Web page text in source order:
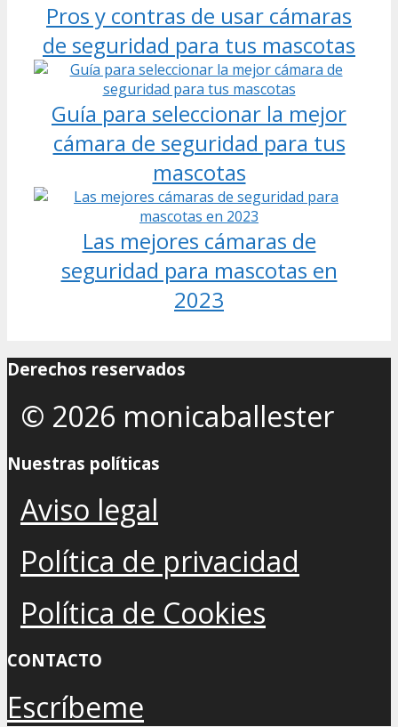
Pros y contras de usar cámaras
de seguridad para tus mascotas
Guía para seleccionar la mejor
cámara de seguridad para tus
mascotas
Las mejores cámaras de
seguridad para mascotas en
2023
Derechos reservados
© 2026 monicaballester
Nuestras políticas
Aviso legal
Política de privacidad
Política de Cookies
CONTACTO
Escríbeme